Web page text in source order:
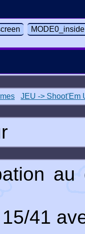
MODE0_inside
JEU -> Shoot'Em
au
41